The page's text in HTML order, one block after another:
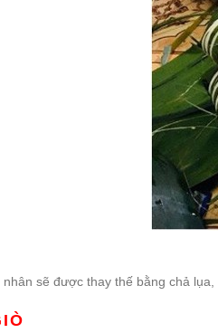
sẽ được thay thế bằng chả